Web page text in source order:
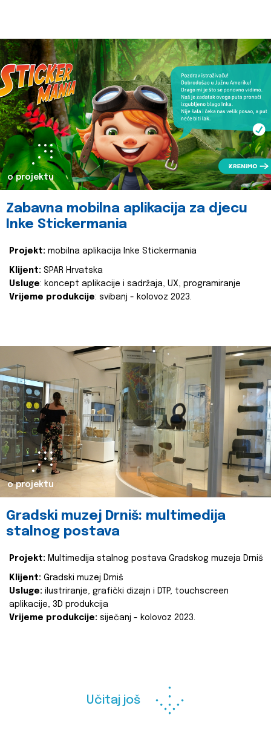
o projektu
Zabavna mobilna aplikacija za djecu
Inke Stickermania
Projekt: mobilna aplikacija Inke Stickermania
Klijent: SPAR Hrvatska
Usluge: koncept aplikacije i sadržaja, UX, programiranje
Vrijeme produkcije: svibanj - kolovoz 2023.
o projektu
Gradski muzej Drniš: multimedija
stalnog postava
Projekt: Multimedija stalnog postava Gradskog muzeja Drniš
Klijent: Gradski muzej Drniš
Usluge: ilustriranje, grafički dizajn i DTP, touchscreen
aplikacije, 3D produkcija
Vrijeme produkcije: siječanj - kolovoz 2023.
Učitaj još